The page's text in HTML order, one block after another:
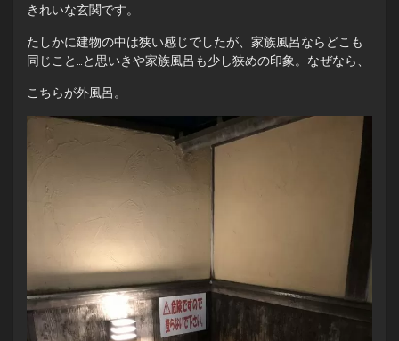
きれいな玄関です。
たしかに建物の中は狭い感じでしたが、家族風呂ならどこも
同じこと…と思いきや家族風呂も少し狭めの印象。なぜなら、
こちらが外風呂。